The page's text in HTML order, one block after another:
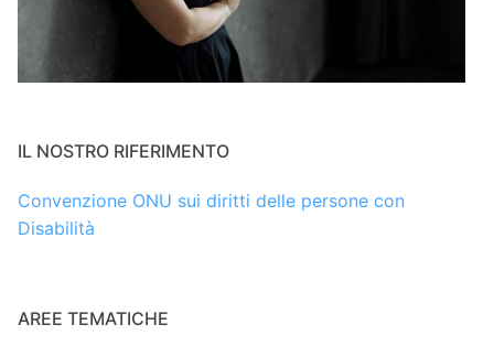
IL NOSTRO RIFERIMENTO
Convenzione ONU sui diritti delle persone con
Disabilità
AREE TEMATICHE